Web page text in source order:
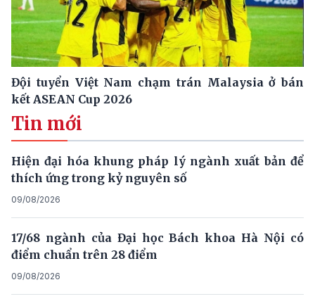
Đội tuyển Việt Nam chạm trán Malaysia ở bán
kết ASEAN Cup 2026
Tin mới
Hiện đại hóa khung pháp lý ngành xuất bản để
thích ứng trong kỷ nguyên số
09/08/2026
17/68 ngành của Đại học Bách khoa Hà Nội có
điểm chuẩn trên 28 điểm
09/08/2026